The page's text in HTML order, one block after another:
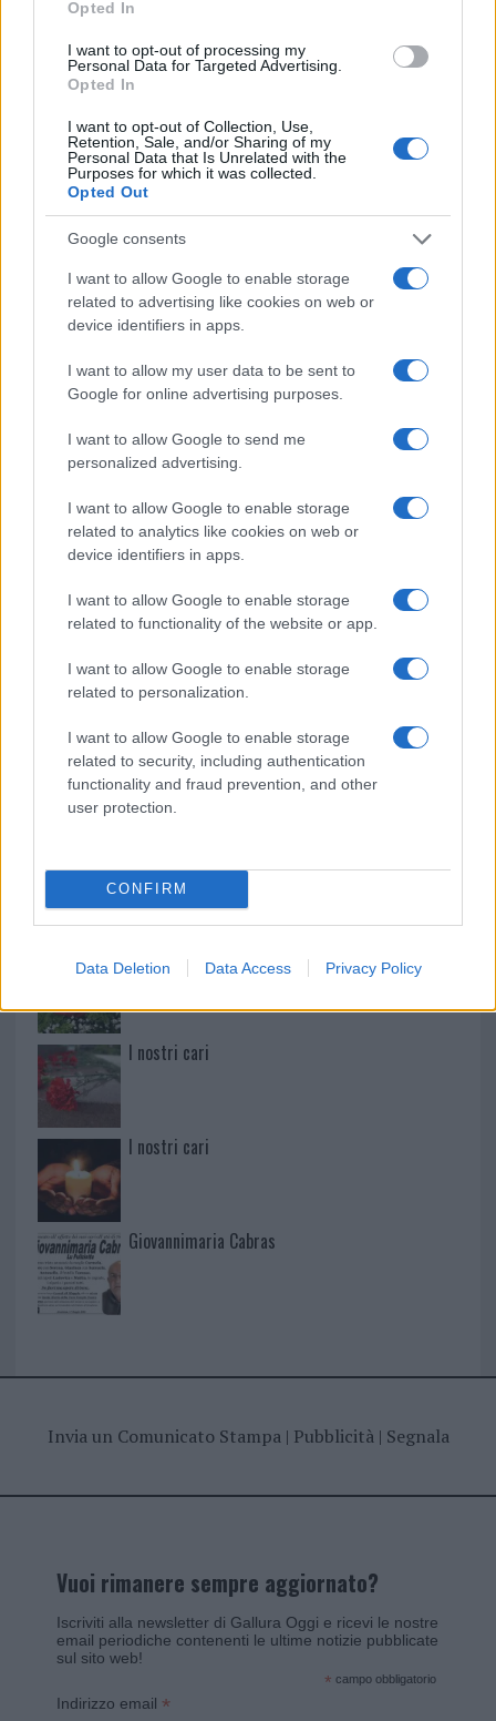
Opted In
I want to opt-out of processing my
Personal Data for Targeted Advertising.
Opted In
I want to opt-out of Collection, Use,
Retention, Sale, and/or Sharing of my
Personal Data that Is Unrelated with the
Purposes for which it was collected.
Opted Out
Google consents
I want to allow Google to enable storage
related to advertising like cookies on web or
device identifiers in apps.
I want to allow my user data to be sent to
Google for online advertising purposes.
I want to allow Google to send me
personalized advertising.
I want to allow Google to enable storage
related to analytics like cookies on web or
device identifiers in apps.
I want to allow Google to enable storage
related to functionality of the website or app.
I want to allow Google to enable storage
related to personalization.
I want to allow Google to enable storage
related to security, including authentication
functionality and fraud prevention, and other
user protection.
CONFIRM
Data Deletion Data Access Privacy Policy
Aggius conquista la classifica delle mete più
amate dell’estate 2026
provvisorio a La Maddalena
Allarme truffe a Berchidda, falsi incaricati
bussano alle porte
Notre-Dame de Paris conquista Olbia, la prima
al Molo Brin è un successo
NECROLOGIE
Mario Malu
Paolo Pinna
Martina Agostina Diturco
I nostri cari
I nostri cari
I nostri cari
Giovannimaria Cabras
Invia un Comunicato Stampa| Pubblicità| Segnala
Vuoi rimanere sempre aggiornato?
Iscriviti alla newsletter di Gallura Oggi e ricevi le nostre
email periodiche contenenti le ultime notizie pubblicate
sul sito web!
* campo obbligatorio
Indirizzo email *